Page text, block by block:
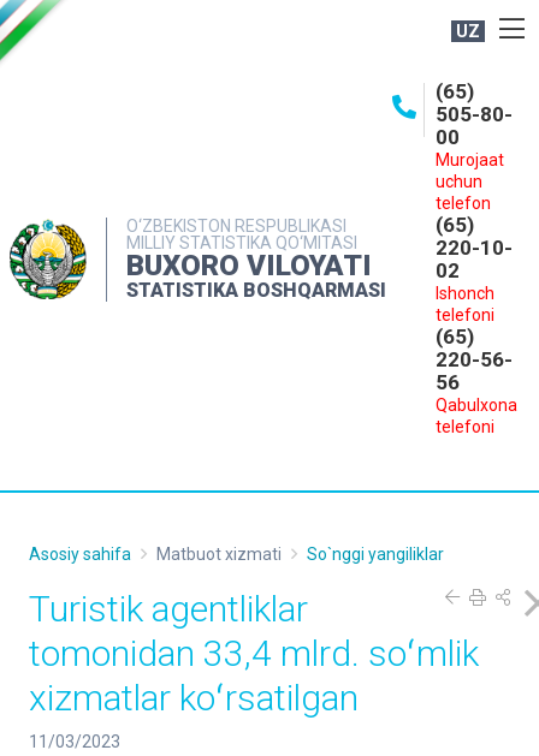
UZ
O‘ZBEKISTON RESPUBLIKASI
MILLIY STATISTIKA QO‘MITASI
BUXORO VILOYATI
STATISTIKA BOSHQARMASI
(65)
505-80-
00
Murojaat
uchun
telefon
(65)
220-10-
02
Ishonch
telefoni
(65)
220-56-
56
Qabulxona
telefoni
MATBUOT XIZMATI
MUROJAATLAR
Asosiy sahifa Matbuot xizmati So`nggi yangiliklar
Turistik agentliklar
tomonidan 33,4 mlrd. soʻmlik
xizmatlar koʻrsatilgan
11/03/2023